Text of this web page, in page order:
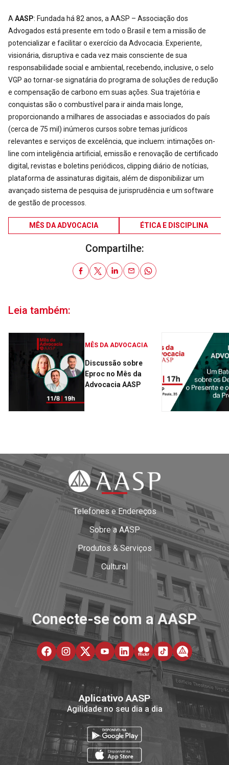
A AASP: Fundada há 82 anos, a AASP – Associação dos
Advogados está presente em todo o Brasil e tem a missão de
potencializar e facilitar o exercício da Advocacia. Experiente,
visionária, disruptiva e cada vez mais consciente de sua
responsabilidade social e ambiental, recebendo, inclusive, o selo
VGP ao tornar-se signatária do programa de soluções de redução
e compensação de carbono em suas ações. Sua trajetória e
conquistas são o combustível para ir ainda mais longe,
proporcionando a milhares de associadas e associados do país
(cerca de 75 mil) inúmeros cursos sobre temas jurídicos
relevantes e serviços de excelência, que incluem: intimações on-
line com inteligência artificial, emissão e renovação de certificado
digital, revistas e boletins periódicos, clipping diário de notícias,
plataforma de assinaturas digitais, além de disponibilizar um
avançado sistema de pesquisa de jurisprudência e um software
de gestão de processos.
MÊS DA ADVOCACIA ÉTICA E DISCIPLINA
Compartilhe:
Leia também:
MÊS DA ADVOCACIA
Discussão sobre
Eproc no Mês da
Advocacia AASP
Telefones e Endereços
Sobre a AASP
Produtos & Serviços
Cultural
Conecte-se com a AASP
Aplicativo AASP
Agilidade no seu dia a dia